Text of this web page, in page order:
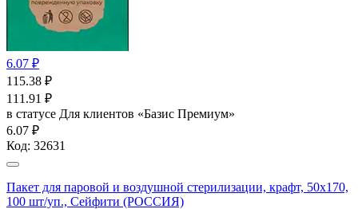
6.07 ₽
115.38 ₽
111.91 ₽
в статусе Для клиентов «Базис Премиум»
6.07 ₽
Код: 32631
Пакет для паровой и воздушной стерилизации, крафт, 50x170,
100 шт/уп., Сейфити (РОССИЯ)